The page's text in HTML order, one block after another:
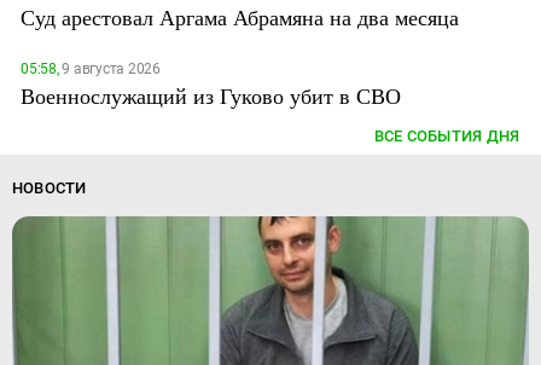
Суд арестовал Аргама Абрамяна на два месяца
05:58,9 августа 2026
Военнослужащий из Гуково убит в СВО
ВСЕ СОБЫТИЯ ДНЯ
НОВОСТИ